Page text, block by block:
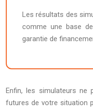
Les résultats des
comme une base
garantie de
Enfin, les simulateurs ne
futures de votre situation